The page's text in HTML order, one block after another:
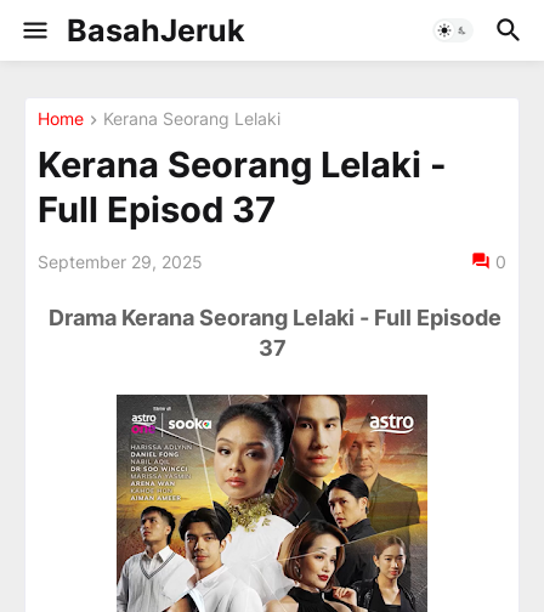
BasahJeruk
Home Kerana Seorang Lelaki
Kerana Seorang Lelaki -
Full Episod 37
September 29, 2025 0
Drama Kerana Seorang Lelaki - Full Episode
37